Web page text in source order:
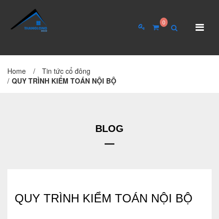
0
TRANG CHỦ
Hồ sơ năng lực
Tin tức cổ đông
Home /
Tin tức cổ đông
/ QUY TRÌNH KIỂM TOÁN NỘI BỘ
BLOG
QUY TRÌNH KIỂM TOÁN NỘI BỘ